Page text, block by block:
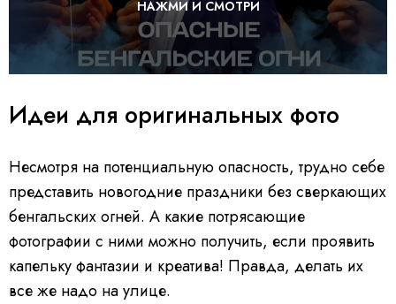
НАЖМИ И СМОТРИ
Идеи для оригинальных фото
Несмотря на потенциальную опасность, трудно себе
представить новогодние праздники без сверкающих
бенгальских огней. А какие потрясающие
фотографии с ними можно получить, если проявить
капельку фантазии и креатива! Правда, делать их
все же надо на улице.